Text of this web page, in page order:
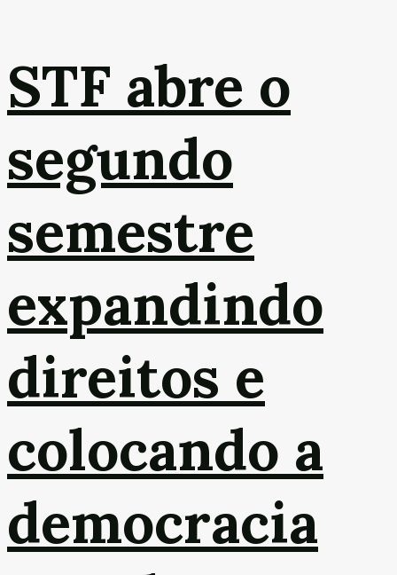
STF abre o
segundo
semestre
expandindo
direitos e
colocando a
democracia